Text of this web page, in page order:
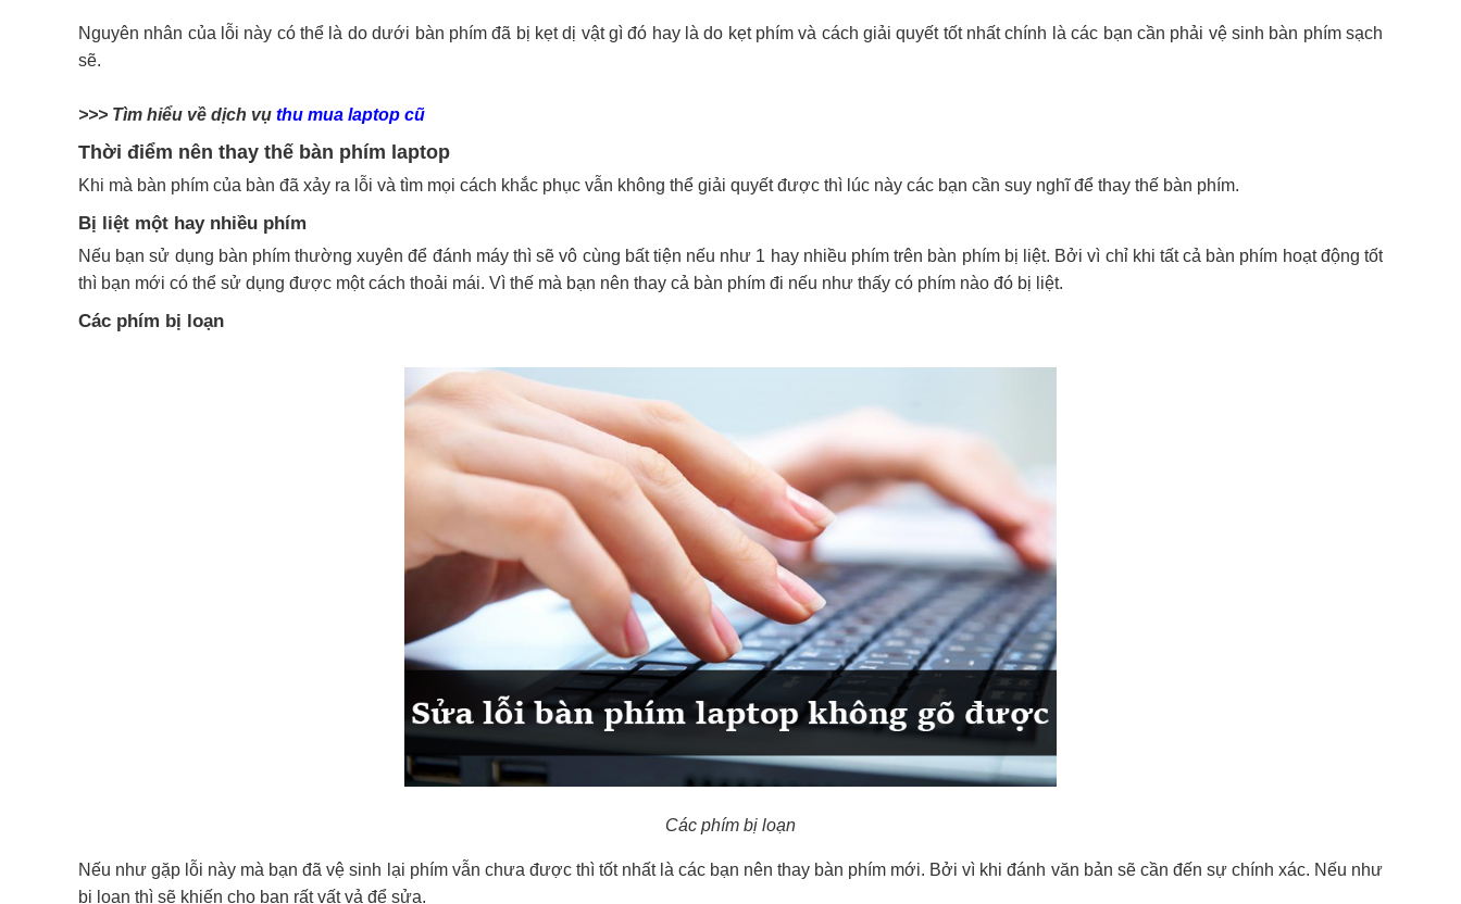
Nguyên nhân của lỗi này có thể là do dưới bàn phím đã bị kẹt dị vật gì đó hay là do kẹt phím và cách giải quyết tốt nhất chính là các bạn cần phải vệ sinh bàn phím sạch
sẽ.
>>> Tìm hiểu về dịch vụ thu mua laptop cũ
Thời điểm nên thay thế bàn phím laptop
Khi mà bàn phím của bàn đã xảy ra lỗi và tìm mọi cách khắc phục vẫn không thể giải quyết được thì lúc này các bạn cần suy nghĩ để thay thế bàn phím.
Bị liệt một hay nhiều phím
Nếu bạn sử dụng bàn phím thường xuyên để đánh máy thì sẽ vô cùng bất tiện nếu như 1 hay nhiều phím trên bàn phím bị liệt. Bởi vì chỉ khi tất cả bàn phím hoạt động tốt
thì bạn mới có thể sử dụng được một cách thoải mái. Vì thế mà bạn nên thay cả bàn phím đi nếu như thấy có phím nào đó bị liệt.
Các phím bị loạn
Các phím bị loạn
Nếu như gặp lỗi này mà bạn đã vệ sinh lại phím vẫn chưa được thì tốt nhất là các bạn nên thay bàn phím mới. Bởi vì khi đánh văn bản sẽ cần đến sự chính xác. Nếu như
bị loạn thì sẽ khiến cho bạn rất vất vả để sửa.